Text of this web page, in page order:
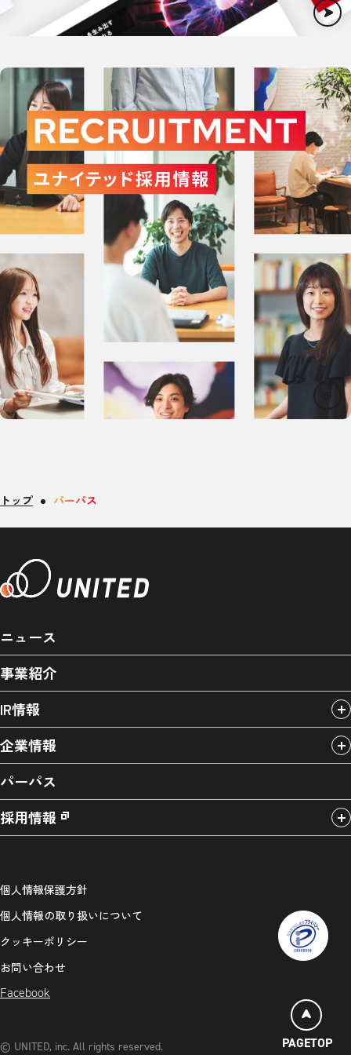
トップ パーパス
PAGETOP
ニュース
事業紹介
IR情報
企業情報
パーパス
採用情報
個人情報保護方針
個人情報の取り扱いについて
クッキーポリシー
お問い合わせ
Facebook
© UNITED, inc. All rights reserved.